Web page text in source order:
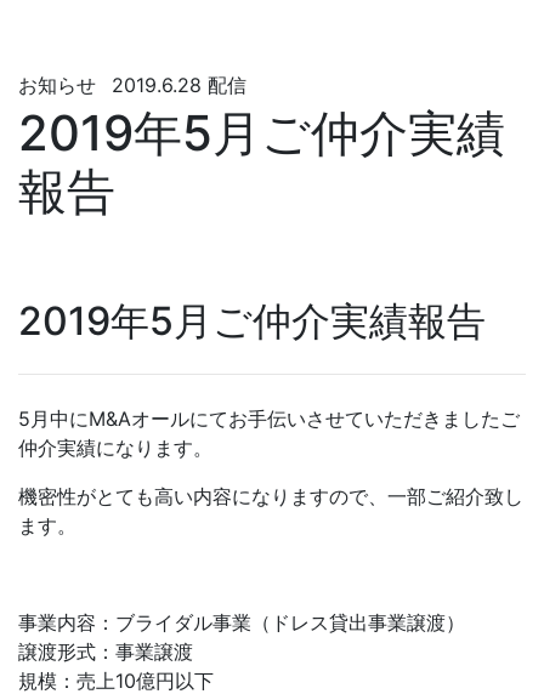
お知らせ 2019.6.28 配信
2019年5月ご仲介実績
報告
2019年5月ご仲介実績報告
5月中にM&Aオールにてお手伝いさせていただきましたご
仲介実績になります。
機密性がとても高い内容になりますので、一部ご紹介致し
ます。
事業内容：ブライダル事業（ドレス貸出事業譲渡）
譲渡形式：事業譲渡
規模：売上10億円以下